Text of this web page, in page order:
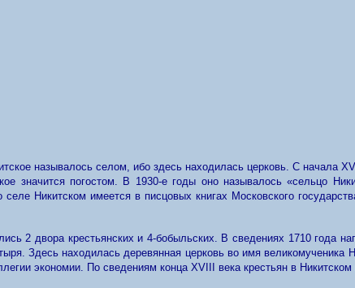
называлось селом, ибо здесь находилась церковь. С начала
значится погостом. В 1930-е годы оно называлось «сельцо
селе Никитском имеется в писцовых книгах Московского
2 двора крестьянских и 4-бобыльских. В сведениях 1710 года
Здесь находилась деревянная церковь во имя великомученика
экономии. По сведениям конца XVIII века крестьян в Никитском